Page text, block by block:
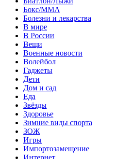
Бокс/MMA
Болезни и лекарства
В мире
В России
Вещи
Военные новости
Волейбол
Гаджеты
Дети
Дом и сад
Еда
Звёзды
Здоровье
Зимние виды спорта
ЗОЖ
Игры
Импортозамещение
Интернет